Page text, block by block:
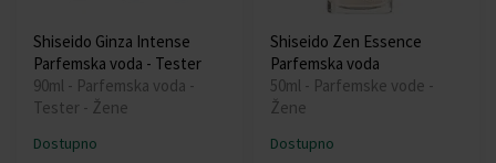
Shiseido Ginza Intense
Parfemska voda - Tester
90ml - Parfemska voda -
Tester - Žene
Dostupno
Shiseido Zen Essence
Parfemska voda
50ml - Parfemske vode -
Žene
Dostupno